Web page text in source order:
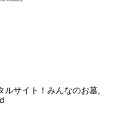
サイト！みんなのお墓,